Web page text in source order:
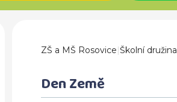
ZŠ a MŠ Rosovice|Školní družina
Den Země